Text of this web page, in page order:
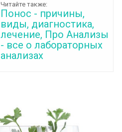
Читайте также:
Понос - причины,
виды, диагностика,
лечение, Про Анализы
- все о лабораторных
анализах